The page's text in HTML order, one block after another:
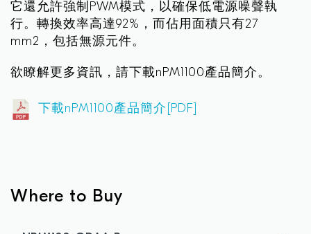
它還允許強制PWM模式，以確保低電源噪聲執
行。轉換效率高達92%，而佔用面積只有27
mm2，包括無源元件。
欲瞭解更多資訊，請下載nPM1100產品簡介。
下載nPM1100產品簡介[PDF]
Where to Buy